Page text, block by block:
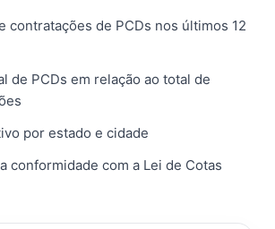
contratações de PCDs nos últimos 12
de PCDs em relação ao total de
por estado e cidade
conformidade com a Lei de Cotas